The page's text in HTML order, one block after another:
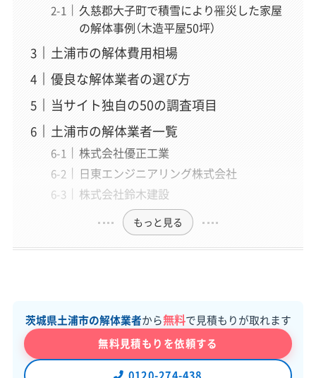
久慈郡大子町で積雪により罹災した家屋
の解体事例（木造平屋50坪）
土浦市の解体費用相場
優良な解体業者の選び方
当サイト独自の50の調査項目
土浦市の解体業者一覧
株式会社優正工業
日東エンジニアリング株式会社
株式会社鈴木建設
もっと見る
茨城県土浦市の解体業者から無料で見積もりが取れます
無料見積もりを依頼する